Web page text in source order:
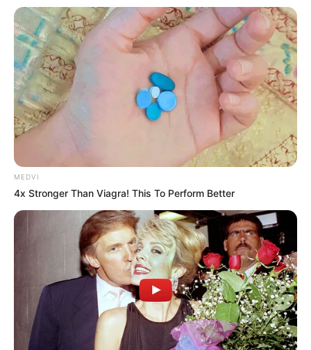
MEDVI
4x Stronger Than Viagra! This To Perform Better